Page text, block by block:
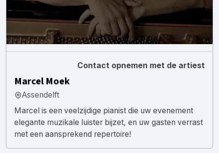
Contact opnemen met de artiest
Marcel Moek
Assendelft
Marcel is een veelzijdige pianist die uw evenement
elegante muzikale luister bijzet, en uw gasten verrast
met een aansprekend repertoire!